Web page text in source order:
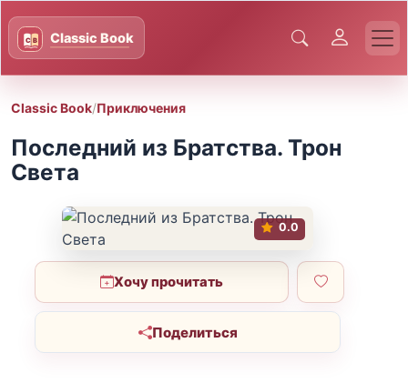
Classic Book/Приключения
Последний из Братства. Трон
Света
0.0
Хочу прочитать
Поделиться